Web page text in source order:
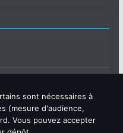
Émilie, l'assistante
la commune de Ménil.
questions sur la vie
sont nécessaires à
(mesure d'audience,
Vous pouvez accepter